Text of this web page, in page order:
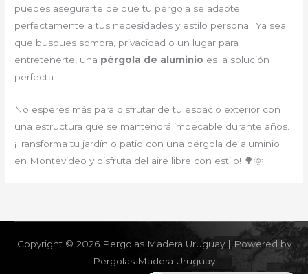
puedes asegurarte de que tu pérgola se adapte
perfectamente a tus necesidades y estilo personal. Ya sea
que busques sombra, privacidad o un lugar para
entretenerte, una pérgola de aluminio es la solución
perfecta.
No esperes más para disfrutar de tu espacio exterior con
una estructura que se mantendrá impecable durante años.
¡Transforma tu jardín o patio con una pérgola de aluminio
en Montevideo y disfruta del aire libre con estilo! 🌳🌞
Copyright © 2026 Pergolas Madera Uruguay | Powered by
Pergolas Madera Uruguay